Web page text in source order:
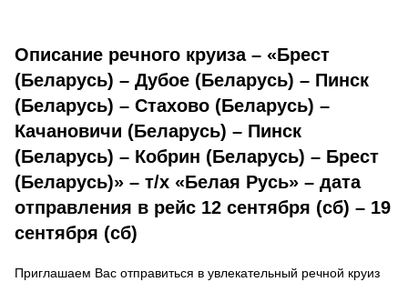
Описание речного круиза – «Брест
(Беларусь) – Дубое (Беларусь) – Пинск
(Беларусь) – Стахово (Беларусь) –
Качановичи (Беларусь) – Пинск
(Беларусь) – Кобрин (Беларусь) – Брест
(Беларусь)» – т/х «Белая Русь» – дата
отправления в рейс 12 сентября (сб) – 19
сентября (сб)
Приглашаем Вас отправиться в увлекательный речной круиз